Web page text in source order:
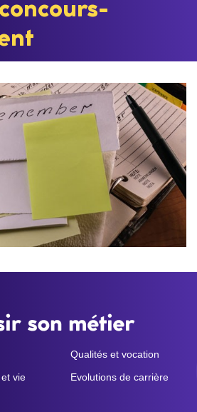
vie
Qualités et vocation
Evolutions de carrière